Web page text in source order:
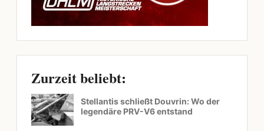
Zurzeit beliebt:
Stellantis schließt Douvrin: Wo der
legendäre PRV-V6 entstand